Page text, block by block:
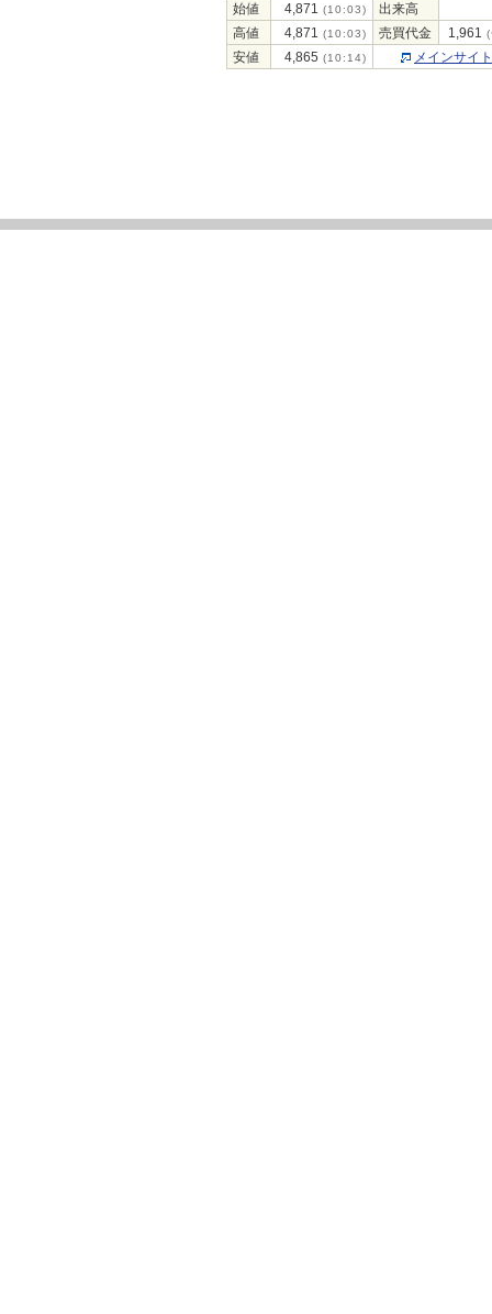
始値 4,871 (10:03)
出来高
高値
4,871 (10:03) 売買代金 1,961
安値 4,865 (10:14) メインサイ